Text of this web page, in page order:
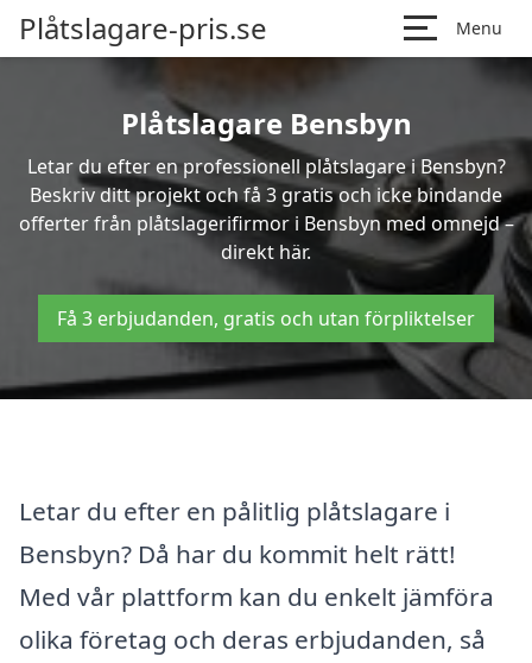
Plåtslagare-pris.se Menu
Plåtslagare Bensbyn
Letar du efter en professionell plåtslagare i Bensbyn?
Beskriv ditt projekt och få 3 gratis och icke bindande
offerter från plåtslagerifirmor i Bensbyn med omnejd –
direkt här.
Få 3 erbjudanden, gratis och utan förpliktelser
Letar du efter en pålitlig plåtslagare i
Bensbyn? Då har du kommit helt rätt!
Med vår plattform kan du enkelt jämföra
olika företag och deras erbjudanden, så